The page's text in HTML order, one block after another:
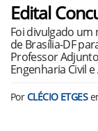
Edital
Foi divulgado
de Brasília-DF
Professor
Engenharia Civil
PorCLÉCIO ETGES